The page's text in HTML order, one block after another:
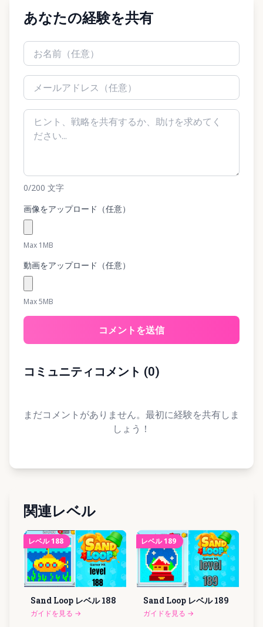
あなたの経験を共有
0/200 文字
画像をアップロード（任意）
Max 1MB
動画をアップロード（任意）
Max 5MB
コメントを送信
コミュニティコメント (0)
まだコメントがありません。最初に経験を共有しま
しょう！
関連レベル
レベル188
Sand Loop レベル 188
ガイドを見る →
レベル189
Sand Loop レベル 189
ガイドを見る →